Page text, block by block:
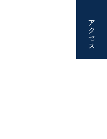
アクセス